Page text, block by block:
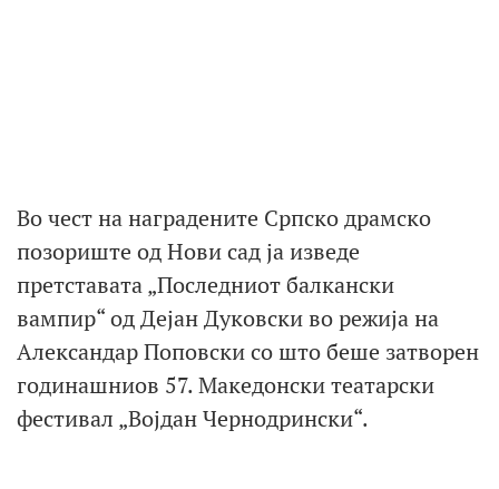
Во чест на наградените Српско драмско
позориште од Нови сад ја изведе
претставата „Последниот балкански
вампир“ од Дејан Дуковски во режија на
Александар Поповски со што беше затворен
годинашниов 57. Македонски театарски
фестивал „Војдан Чернодрински“.